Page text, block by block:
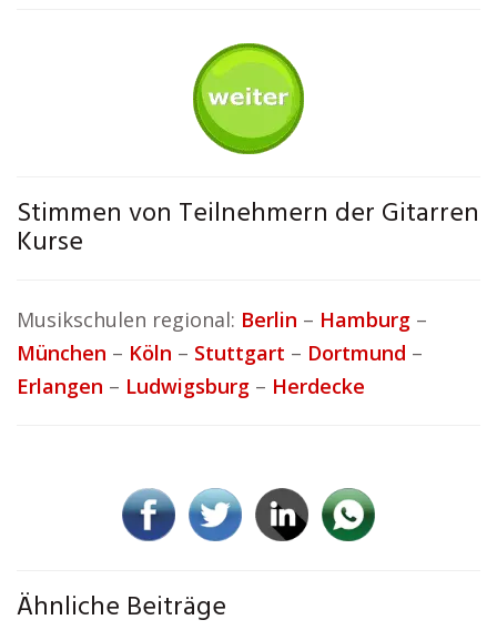
Stimmen von Teilnehmern der Gitarren
Kurse
Musikschulen regional: Berlin – Hamburg –
München – Köln – Stuttgart – Dortmund –
Erlangen – Ludwigsburg – Herdecke
Ähnliche Beiträge